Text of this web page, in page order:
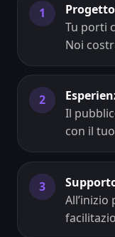
1
Tu porti
Noi
2
Il
con il
3